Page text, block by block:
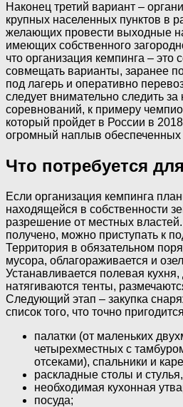
Наконец третий вариант –
крупных населенных пунктов в
желающих провести выходные
имеющих собственного
что организация кемпинга –
совмещать варианты, заранее
под лагерь и оперативно
следует внимательно следить
соревнований, к примеру
который пройдет в России в 2018
огромный наплыв обеспеченных
Что потребуется
Если организация кемпинга
находящейся в собственности
разрешение от местных
получено, можно приступать к
Территория в обязательном
мусора, облагораживается и
Устанавливается полевая
натягиваются тенты,
Следующий этап – закупка
список того, что точно
палатки (от маленьких
четырехместных с
отсеками), спальники и
раскладные столы и
необходимая кухонная
посуда;